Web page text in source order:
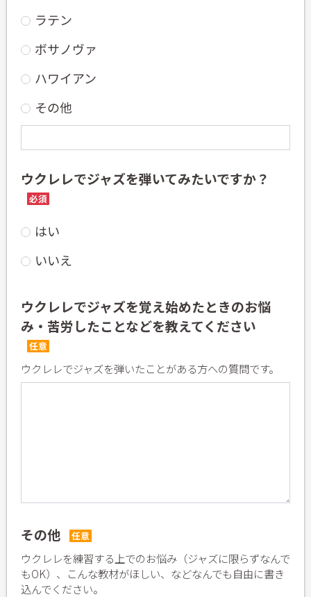
ラテン
ボサノヴァ
ハワイアン
その他
ウクレレでジャズを弾いてみたいですか？
必須
はい
いいえ
ウクレレでジャズを覚え始めたときのお悩
み・苦労したことなどを教えてください
任意
ウクレレでジャズを弾いたことがある方への質問です。
その他 任意
ウクレレを練習する上でのお悩み（ジャズに限らずなんで
もOK）、こんな教材がほしい、などなんでも自由に書き
込んでください。